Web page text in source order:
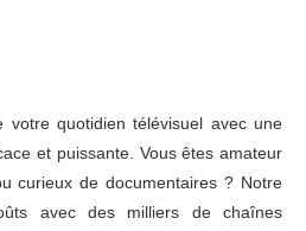
votre quotidien télévisuel avec une
et puissante. Vous êtes amateur
curieux de documentaires ? Notre
avec des milliers de chaînes